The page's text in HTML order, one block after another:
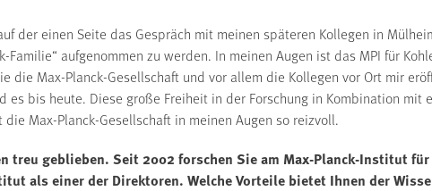
der einen Seite das Gespräch mit meinen späteren Kollegen in
Familie“ aufgenommen zu werden. In meinen Augen ist das MPI für
die Max-Planck-Gesellschaft und vor allem die Kollegen vor Ort mir
es bis heute. Diese große Freiheit in der Forschung in Kombination mit
Max-Planck-Gesellschaft in meinen Augen so reizvoll.
treu geblieben. Seit 2002 forschen Sie am Max-Planck-Institut
als einer der Direktoren. Welche Vorteile bietet Ihnen der